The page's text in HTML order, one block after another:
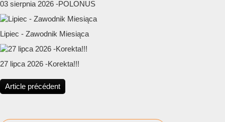
03 sierpnia 2026 -POLONUS
Lipiec - Zawodnik Miesiąca
27 lipca 2026 -Korekta!!!
Article précédent